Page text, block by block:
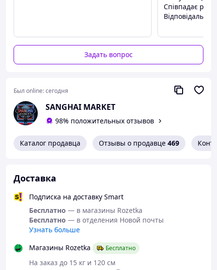
Співпадає
Задать вопрос
Был online:сегодня
SANGHAI MARKET
98% положительных отзывов
Каталог продавца Отзывы о продавце 469
Доставка
Подписка на доставку Smart
Бесплатно — в магазины Rozetka
Бесплатно — в отделения Новой почты
Узнать больше
Магазины Rozetka
Бесплатно
На заказ до 15 кг и 120 см